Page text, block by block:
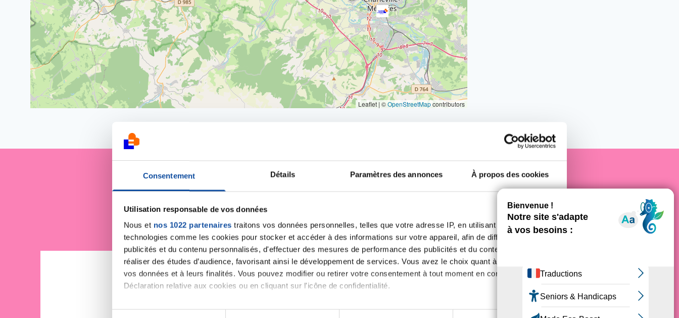
Consentement Détails Paramètres des annonces À propos des cookies
Utilisation responsable de vos données
Nous et nos 1022 partenaires traitons vos données personnelles, telles que votre adresse IP, en utilisant des
technologies comme les cookies pour stocker et accéder à des informations sur votre appareil, afin de diffuser des
publicités et du contenu personnalisés, d'effectuer des mesures de performance des publicités et du contenu, ainsi que de
réaliser des études d’audience, favorisant ainsi le développement de services. Vous avez le choix quant à l'utilisation de
vos données et à leurs finalités. Vous pouvez modifier ou retirer votre consentement à tout moment en consultant la
Déclaration relative aux cookies ou en cliquant sur l'icône de confidentialité.
Si vous le permettez, nous aimerions également :
Leaflet | ©OpenStreetMapcontributors
Je soutiensla Ligue contre le cancer